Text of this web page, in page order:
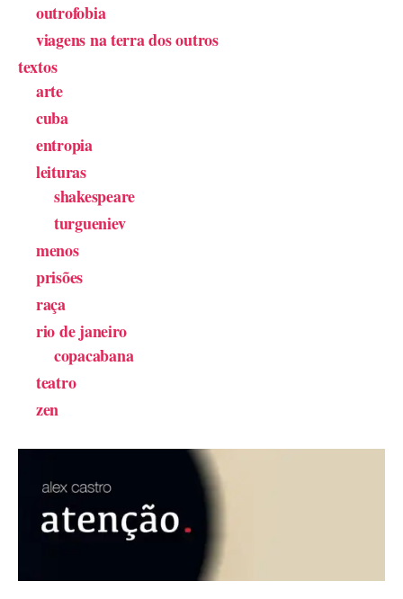
outrofobia
viagens na terra dos outros
textos
arte
cuba
entropia
leituras
shakespeare
turgueniev
menos
prisões
raça
rio de janeiro
copacabana
teatro
zen